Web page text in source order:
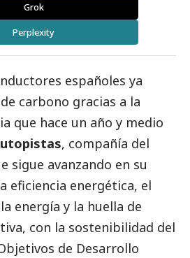
Grok
Perplexity
españoles ya
carbono gracias a la
que hace un año y medio
, compañía del
sigue avanzando en su
eficiencia energética, el
energía y la huella de
con la sostenibilidad del
de Desarrollo